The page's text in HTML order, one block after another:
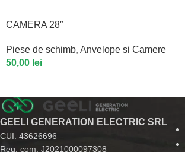
CAMERA 28″
Piese de schimb, Anvelope si Camere
50,00 lei
GEELI GENERATION ELECTRIC SRL
CUI: 43626696
Reg. com: J2021000097308